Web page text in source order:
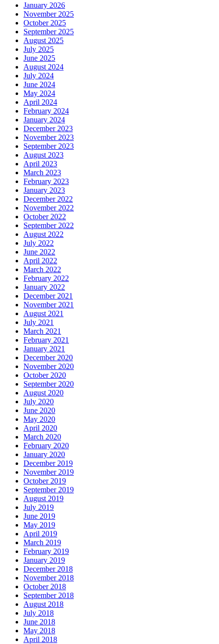
January 2026
November 2025
October 2025
September 2025
August 2025
July 2025
June 2025
August 2024
July 2024
June 2024
May 2024
April 2024
February 2024
January 2024
December 2023
November 2023
September 2023
August 2023
April 2023
March 2023
February 2023
January 2023
December 2022
November 2022
October 2022
September 2022
August 2022
July 2022
June 2022
April 2022
March 2022
February 2022
January 2022
December 2021
November 2021
August 2021
July 2021
March 2021
February 2021
January 2021
December 2020
November 2020
October 2020
September 2020
August 2020
July 2020
June 2020
May 2020
April 2020
March 2020
February 2020
January 2020
December 2019
November 2019
October 2019
September 2019
August 2019
July 2019
June 2019
May 2019
April 2019
March 2019
February 2019
January 2019
December 2018
November 2018
October 2018
September 2018
August 2018
July 2018
June 2018
May 2018
April 2018